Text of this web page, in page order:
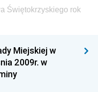
Dyrekcji Ochrony
Administracji,
Środowiska
Administracji i
Świętokrzyskiego rok
Miejskiej w
2009r. w